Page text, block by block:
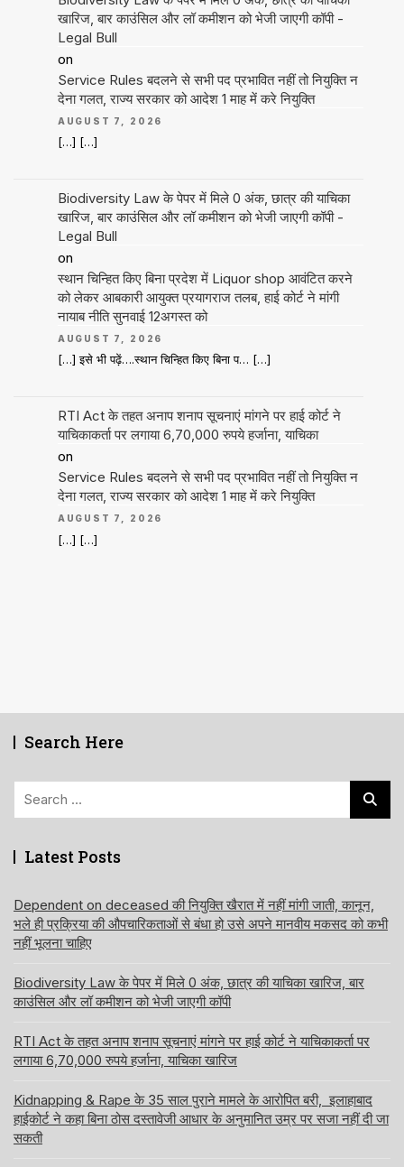
खारिज, बार काउंसिल और लॉ कमीशन को भेजी जाएगी कॉपी -
Legal Bull
on
Service Rules बदलने से सभी पद प्रभावित नहीं तो नियुक्ति न
देना गलत, राज्य सरकार को आदेश 1 माह में करे नियुक्ति
AUGUST 7, 2026
[…] […]
Biodiversity Law के पेपर में मिले 0 अंक, छात्र की याचिका
खारिज, बार काउंसिल और लॉ कमीशन को भेजी जाएगी कॉपी -
Legal Bull
on
स्थान चिन्हित किए बिना प्रदेश में Liquor shop आवंटित करने
को लेकर आबकारी आयुक्त प्रयागराज तलब, हाई कोर्ट ने मांगी
नायाब नीति सुनवाई 12अगस्त को
AUGUST 7, 2026
[…] इसे भी पढ़ें….स्थान चिन्हित किए बिना प… […]
RTI Act के तहत अनाप शनाप सूचनाएं मांगने पर हाई कोर्ट ने
याचिकाकर्ता पर लगाया 6,70,000 रुपये हर्जाना, याचिका
on
Service Rules बदलने से सभी पद प्रभावित नहीं तो नियुक्ति न
देना गलत, राज्य सरकार को आदेश 1 माह में करे नियुक्ति
AUGUST 7, 2026
[…] […]
Search Here
Latest Posts
Dependent on deceased की नियुक्ति खैरात में नहीं मांगी जाती, कानून,
भले ही प्रक्रिया की औपचारिकताओं से बंधा हो उसे अपने मानवीय मकसद को कभी
नहीं भूलना चाहिए
Biodiversity Law के पेपर में मिले 0 अंक, छात्र की याचिका खारिज, बार
काउंसिल और लॉ कमीशन को भेजी जाएगी कॉपी
RTI Act के तहत अनाप शनाप सूचनाएं मांगने पर हाई कोर्ट ने याचिकाकर्ता पर
लगाया 6,70,000 रुपये हर्जाना, याचिका खारिज
Kidnapping & Rape के 35 साल पुराने मामले के आरोपित बरी, इलाहाबाद
हाईकोर्ट ने कहा बिना ठोस दस्तावेजी आधार के अनुमानित उम्र पर सजा नहीं दी जा
सकती